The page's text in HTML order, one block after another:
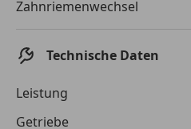
Zahnriemenwechsel
Technische Daten
Leistung
Getriebe